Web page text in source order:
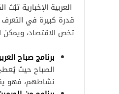
العربية الإخبارية
قدرة كبيرة في
تخص الاقتصاد، ويمكن
برنامج صباح
الصباح حيث
نشاطهم، فهو